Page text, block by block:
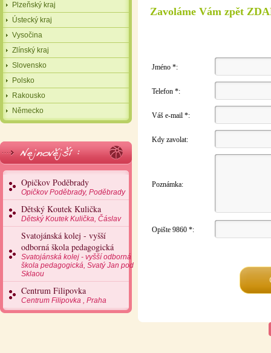
Plzeňský kraj
Ústecký kraj
Vysočina
Zlínský kraj
Slovensko
Polsko
Rakousko
Německo
Opičkov Poděbrady
Opičkov Poděbrady, Poděbrady
Dětský Koutek Kulička
Dětský Koutek Kulička, Čáslav
Svatojánská kolej - vyšší
odborná škola pedagogická
Svatojánská kolej - vyšší odborná
škola pedagogická, Svatý Jan pod
Sklaou
Centrum Filipovka
Centrum Filipovka , Praha
Zavoláme Vám zpět
Jméno *:
Telefon *:
Váš e-mail *:
Kdy zavolat:
Poznámka:
Opište 9860 *: